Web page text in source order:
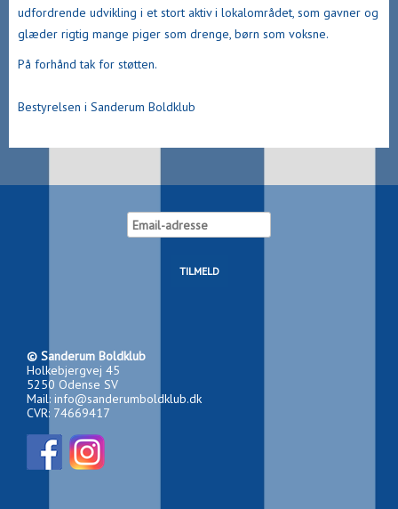
udfordrende udvikling i et stort aktiv i lokalområdet, som gavner og
glæder rigtig mange piger som drenge, børn som voksne.
På forhånd tak for støtten.
Bestyrelsen i Sanderum Boldklub
© Sanderum Boldklub
Holkebjergvej 45
5250 Odense SV
Mail: info@sanderumboldklub.dk
CVR: 74669417